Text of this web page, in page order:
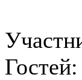
Гостей: